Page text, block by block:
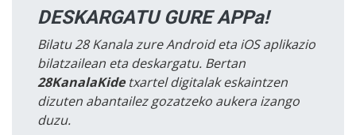
DESKARGATU GURE APPa!
Bilatu 28 Kanala zure Android eta iOS aplikazio
bilatzailean eta deskargatu. Bertan
28KanalaKidetxartel digitalak eskaintzen
dizuten abantailez gozatzeko aukera izango
duzu.